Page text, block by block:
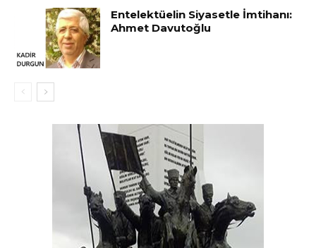
Entelektüelin Siyasetle İmtihanı:
Ahmet Davutoğlu